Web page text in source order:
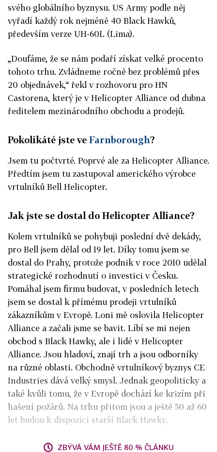
svého globálního byznysu. US Army podle něj
vyřadí každý rok nejméně 40 Black Hawků,
především verze UH-60L (Lima).
„Doufáme, že se nám podaří získat velké procento
tohoto trhu. Zvládneme ročně bez problémů přes
20 objednávek,“ řekl v rozhovoru pro HN
Castorena, který je v Helicopter Alliance od dubna
ředitelem mezinárodního obchodu a prodejů.
Pokolikáté jste ve Farnborough?
Jsem tu počtvrté. Poprvé ale za Helicopter Alliance.
Předtím jsem tu zastupoval amerického výrobce
vrtulníků Bell Helicopter.
Jak jste se dostal do Helicopter Alliance?
Kolem vrtulníků se pohybuji poslední dvě dekády,
pro Bell jsem dělal od 19 let. Díky tomu jsem se
dostal do Prahy, protože podnik v roce 2010 udělal
strategické rozhodnutí o investici v Česku.
Pomáhal jsem firmu budovat, v posledních letech
jsem se dostal k přímému prodeji vrtulníků
zákazníkům v Evropě. Loni mě oslovila Helicopter
Alliance a začali jsme se bavit. Líbí se mi nejen
obchod s Black Hawky, ale i lidé v Helicopter
Alliance. Jsou hladoví, znají trh a jsou odborníky
na různé oblasti. Obchodně vrtulníkový byznys CE
Industries dává velký smysl. Jednak geopoliticky a
také kvůli tomu, že v Evropě dochází ke krizím při
hašení požárů. Na trhu přitom jsou a ještě 50 až 60
let budou k dispozici starší Black Hawky.
ZBÝVÁ VÁM JEŠTĚ 80 % ČLÁNKU